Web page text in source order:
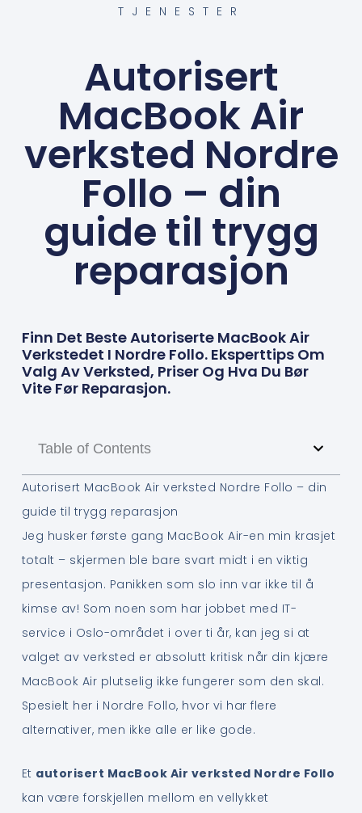
TJENESTER
Autorisert
MacBook Air
verksted Nordre
Follo – din
guide til trygg
reparasjon
Finn Det Beste Autoriserte MacBook Air
Verkstedet I Nordre Follo. Eksperttips Om
Valg Av Verksted, Priser Og Hva Du Bør
Vite Før Reparasjon.
Table of Contents
Autorisert MacBook Air verksted Nordre Follo – din
guide til trygg reparasjon
Jeg husker første gang MacBook Air-en min krasjet
totalt – skjermen ble bare svart midt i en viktig
presentasjon. Panikken som slo inn var ikke til å
kimse av! Som noen som har jobbet med IT-
service i Oslo-området i over ti år, kan jeg si at
valget av verksted er absolutt kritisk når din kjære
MacBook Air plutselig ikke fungerer som den skal.
Spesielt her i Nordre Follo, hvor vi har flere
alternativer, men ikke alle er like gode.
Et autorisert MacBook Air verksted Nordre Follo
kan være forskjellen mellom en vellykket